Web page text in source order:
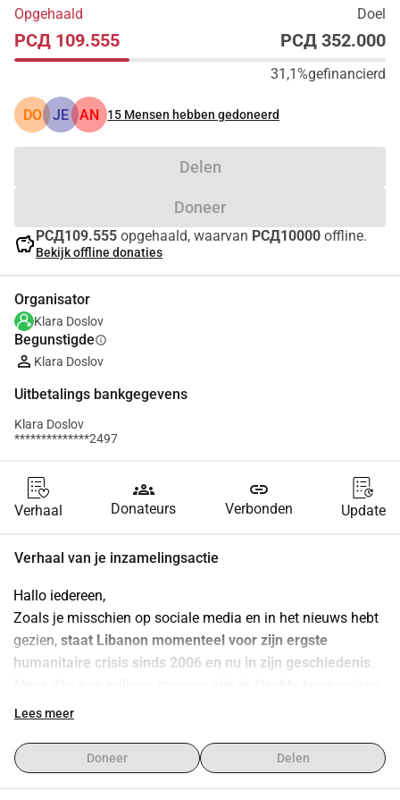
Opgehaald Doel
РСД 109.555 РСД 352.000
31,1%gefinancierd
DO JE AN 15 Mensen hebben gedoneerd
Delen
Doneer
savingsРСД109.555 opgehaald, waarvan РСД10000 offline.
Bekijk offline donaties
Organisator
Klara Doslov
Begunstigdeinfo
Klara Doslov
Uitbetalings bankgegevens
Klara Doslov
**************2497
Verhaal
groups
Donateurs
link
Verbonden Update
Verhaal van je inzamelingsactie
Hallo iedereen,
Zoals je misschien op sociale media en in het nieuws hebt
gezien, staat Libanon momenteel voor zijn ergste
humanitaire crisis sinds 2006 en nu in zijn geschiedenis
ontheemd, meer dan 2.000 hebben hun leven verloren,
sterven elke dag. Ik kan deze horror niet langer gewoon op
sociale media rapporteren, dus heb ik contact opgenomen
Lees meer
Doneer Delen